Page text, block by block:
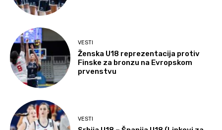
VESTI
Ženska U18 reprezentacija protiv
Finske za bronzu na Evropskom
prvenstvu
VESTI